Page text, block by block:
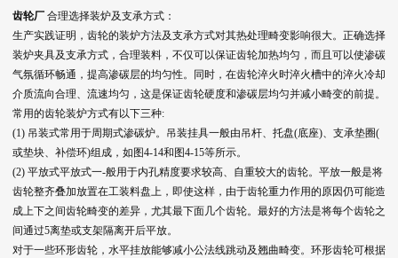
齿轮厂 合理选择装炉及支承方式：
生产实践证明，齿轮的装炉方法及支承方式对其热处理畸变影响很大。正确选择
装炉夹具及支承方式，合理装料，不仅可以保证齿轮加热均匀，而且可以使渗碳
气氛循环畅通，提高渗碳层的均匀性。同时，在齿轮淬火时淬火槽中的淬火冷却
介质流向合理、流速均匀，这是保证齿轮硬度和渗碳层均匀并减小畸变的前提。
常用的齿轮装炉方式有以下三种:
(1) 吊装式常用于周期式渗碳炉。吊装挂具一般由吊杆、托盘(底座)、支承垫圈(
或垫块、补偿环)组成，如图4-14和图4-15等所示。
(2) 平放式平放式一-般用于内孔精度要求较高、自重较大的齿轮。平放一般是将
齿轮整齐叠加放置在工装料盘上，即使这样，由于齿轮重力作用的原因仍可能造
成上下之间齿轮畸变的差异，尤其最下面几个齿轮。最好的方法是将每个齿轮之
间通过5离垫或支架隔离开后平放。
对于一些环形齿轮，水平挂放能够减小公法线跳动及翘曲畸变。环形齿轮可根据